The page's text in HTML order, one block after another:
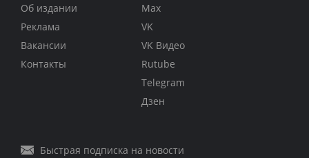
Об издании
Реклама
Вакансии
Контакты
Max
VK
VK Видео
Rutube
Telegram
Дзен
Быстрая подписка на новости